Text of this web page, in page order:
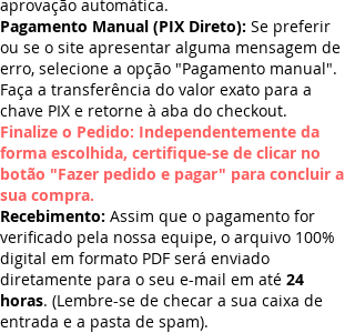
aprovação automática.
Pagamento Manual (PIX Direto): Se preferir
ou se o site apresentar alguma mensagem de
erro, selecione a opção "Pagamento manual".
Faça a transferência do valor exato para a
chave PIX e retorne à aba do checkout.
Finalize o Pedido: Independentemente da
forma escolhida, certifique-se de clicar no
botão "Fazer pedido e pagar" para concluir a
sua compra.
Recebimento: Assim que o pagamento for
verificado pela nossa equipe, o arquivo 100%
digital em formato PDF será enviado
diretamente para o seu e-mail em até 24
horas. (Lembre-se de checar a sua caixa de
entrada e a pasta de spam).